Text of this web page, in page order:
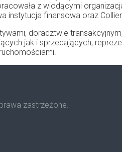
z wiodącymi
instytucja finansowa oraz
doradztwie
jak i sprzedających,
zastrzeżone.